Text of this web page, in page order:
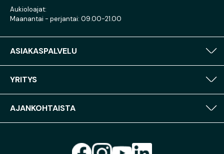
Aukioloajat:
Maanantai - perjantai: 09.00-21.00
ASIAKASPALVELU
YRITYS
AJANKOHTAISTA